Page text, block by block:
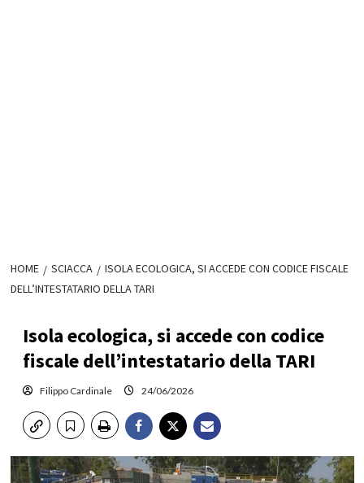
HOME SCIACCA
ISOLA ECOLOGICA, SI ACCEDE CON CODICE FISCALE
DELL’INTESTATARIO DELLA TARI
Isola ecologica, si accede con codice
fiscale dell’intestatario della TARI
Filippo Cardinale 24/06/2026